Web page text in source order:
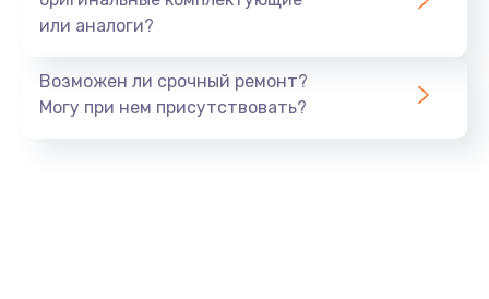
или аналоги?
Возможен ли срочный ремонт?
Могу при нем присутствовать?